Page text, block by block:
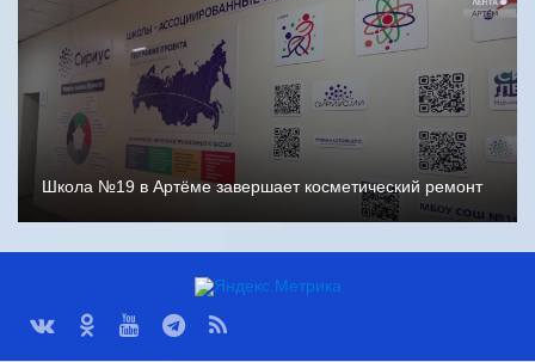
Школа №19 в Артёме завершает косметический ремонт